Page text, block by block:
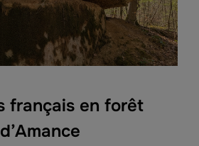
français en forêt
d’Amance